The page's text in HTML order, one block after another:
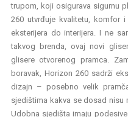
trupom, koji osigurava sigurnu
260 utvrđuje kvalitetu, komfor
eksterijera do interijera. I ne
takvog brenda, ovaj novi
glisere otvorenog pramca.
boravak, Horizon 260 sadrži
dizajn – posebno velik
sjedištima kakva se dosad nisu
Udobna sjedišta imaju